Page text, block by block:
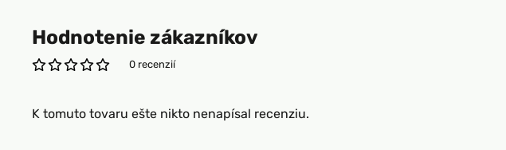
Hodnotenie zákazníkov
0 recenzií
K tomuto tovaru ešte nikto nenapísal recenziu.